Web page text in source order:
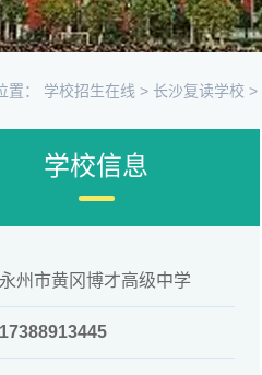
置： 学校招生在线 > 长沙复读学校 >
学校信息
永州市黄冈博才高级中学
17388913445